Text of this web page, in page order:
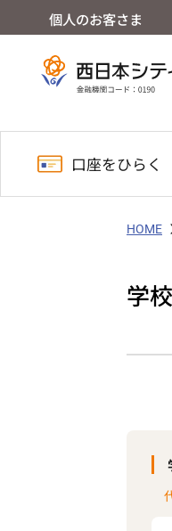
個人のお客さま
口座を ひらく
HOME
学